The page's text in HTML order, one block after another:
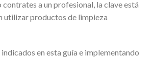
a un profesional, la clave está
utilizar productos de limpieza
en esta guía e implementando